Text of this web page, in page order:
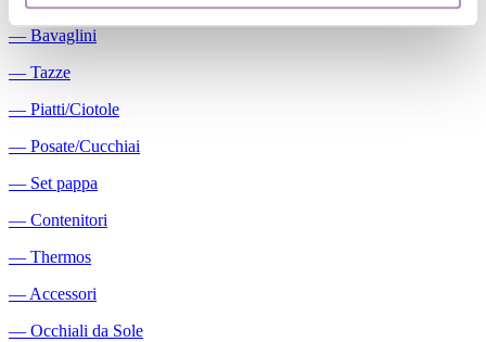
― Bavaglini
― Tazze
― Piatti/Ciotole
― Posate/Cucchiai
― Set pappa
― Contenitori
― Thermos
― Accessori
― Occhiali da Sole